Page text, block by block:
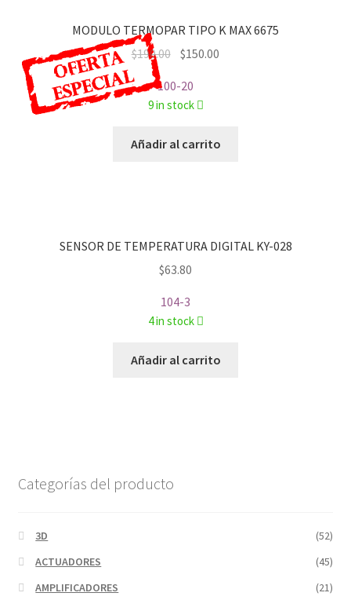
MODULO TERMOPAR TIPO K MAX 6675
$190.00 Original
was:
$190.00.
$150.00
100-20
9 in stock
Añadir al carrito
SENSOR DE TEMPERATURA DIGITAL KY-028
$63.80
104-3
4 in stock
Añadir al carrito
Categorías del producto
3D
(52)
ACTUADORES
(45)
AMPLIFICADORES
(21)